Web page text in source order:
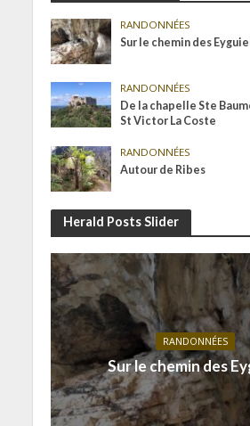
RANDONNÉES
Sur le chemin des
RANDONNÉES
De la chapelle Ste
St Victor La Coste
RANDONNÉES
Autour de Ribes
Herald Posts Slider
RANDONNÉES
Sur le chemin des